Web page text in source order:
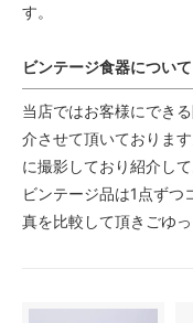
す。
ビンテージ食器について
当店ではお客様にでき
介させて頂いておりま
に撮影しており紹介して
ビンテージ品は1点ずつ
真を比較して頂きごゆ